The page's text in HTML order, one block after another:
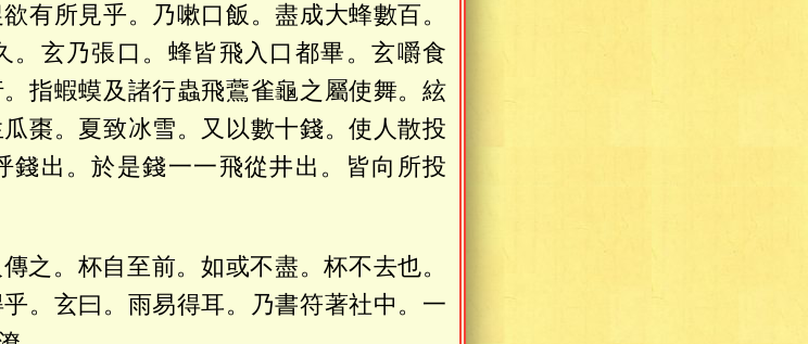
有所見乎。乃嗽口飯。盡成大蜂數百。
。玄乃張口。蜂皆飛入口都畢。玄嚼食
指蝦蟆及諸行蟲飛鷰雀龜之屬使舞。絃
棗。夏致冰雪。又以數十錢。使人散投
錢出。於是錢一一飛從井出。皆向所投
之。杯自至前。如或不盡。杯不去也。
。玄曰。雨易得耳。乃書符著社中。一